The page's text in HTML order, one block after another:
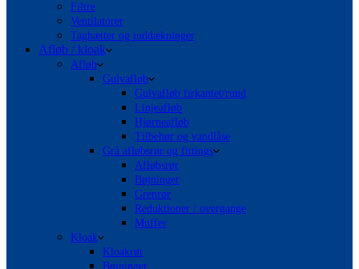
Filtre
Ventilatorer
Taghætter og inddækninger
Afløb / kloak
Afløb
Gulvafløb
Gulvafløb firkantet/rund
Linjeafløb
Hjørneafløb
Tilbehør og vandlåse
Grå afløbsrør og fittings
Afløbsrør
Bøjninger
Grenrør
Reduktioner / overgange
Muffer
Kloak
Kloakrør
Bøjninger